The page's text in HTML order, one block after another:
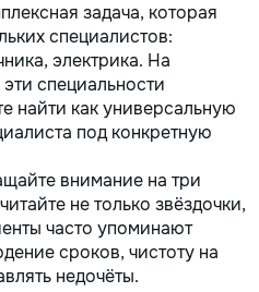
задача, которая
специалистов:
электрика. На
специальности
найти как универсальную
под конкретную
внимание на три
не только звёздочки,
часто упоминают
сроков, чистоту на
недочёты.